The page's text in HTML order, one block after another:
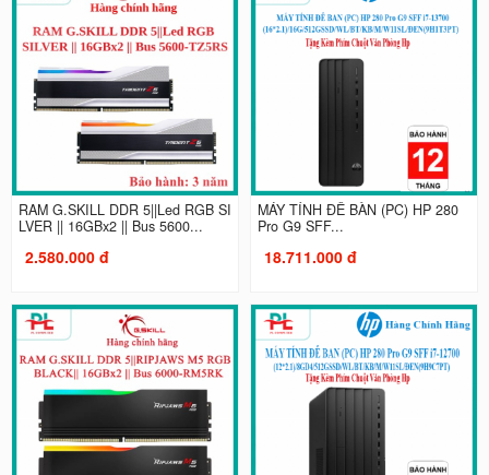
RAM G.SKILL DDR 5||Led RGB SI
LVER || 16GBx2 || Bus 5600...
2.580.000 đ
MÁY TÍNH ĐỂ BÀN (PC) HP 280
Pro G9 SFF...
18.711.000 đ